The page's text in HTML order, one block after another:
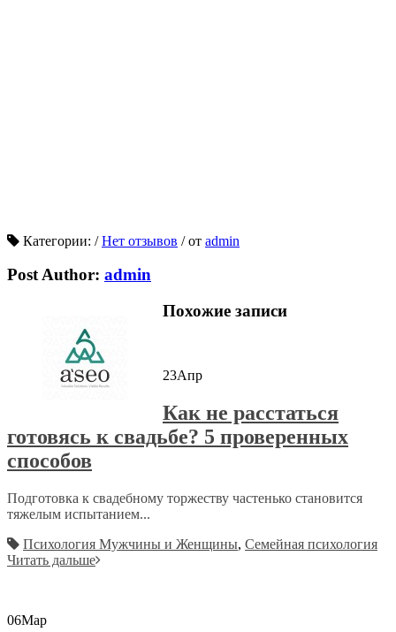
Категории: / Нет отзывов /от admin
Post Author: admin
Похожие записи
23Апр
Как не расстаться
готовясь к свадьбе? 5 проверенных
способов
Подготовка к свадебному торжеству частенько становится
тяжелым испытанием...
Психология Мужчины и Женщины, Семейная психология
Читать дальше
06Мар